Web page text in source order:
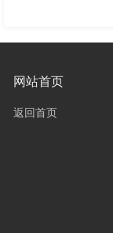
网站首页
返回首页